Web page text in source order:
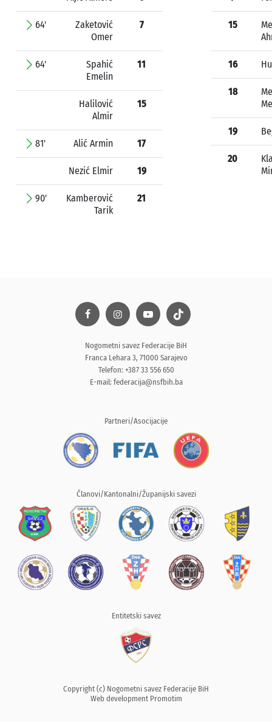
64'
Zaketović
Omer
7
64'
Spahić
Emelin
11
Halilović
Almir
15
81' Alić Armin 17
Nezić Elmir 19
90'
Kamberović
Tarik
21
15
16
18
19
20
Nogometni savez Federacije BiH
Franca Lehara 3, 71000 Sarajevo
Telefon: +387 33 556 650
E-mail: federacija@nsfbih.ba
Partneri/Asocijacije
Članovi/Kantonalni/Županijski savezi
Entitetski savez
Copyright (c) Nogometni savez Federacije BiH
Web development Promotim